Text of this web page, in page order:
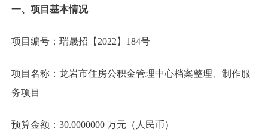
一、项目基本情况
项目编号：瑞晟招【2022】184号
项目名称：龙岩市住房公积金管理中心档案整理、制作服
务项目
预算金额：30.0000000 万元（人民币）